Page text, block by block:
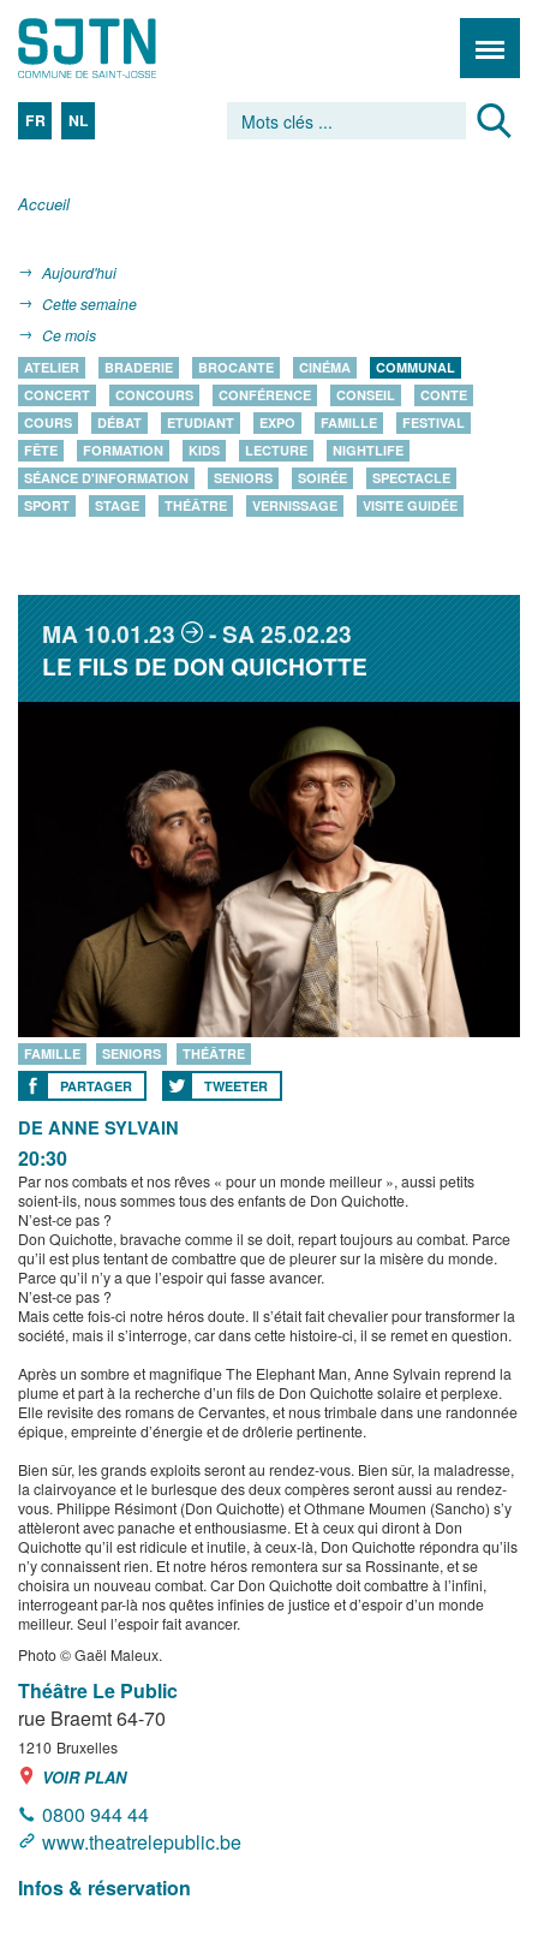
FR NL
Accueil
Aujourd'hui
Cette semaine
Ce mois
ATELIER BRADERIE BROCANTE CINÉMA
COMMUNAL
CONCERT
CONCOURS CONFÉRENCE CONSEIL
CONTE
COURS
DÉBAT ETUDIANT EXPO FAMILLE
FESTIVAL
FÊTE
FORMATION KIDS LECTURE
NIGHTLIFE
SÉANCE D'INFORMATION
SENIORS SOIRÉE
SPECTACLE
SPORT
STAGE THÉÂTRE VERNISSAGE VISITE GUIDÉE
MA10.01.23 SA25.02.23
LE FILS DE DON QUICHOTTE
FAMILLE SENIORS
THÉÂTRE
PARTAGER
TWEETER
DE ANNE SYLVAIN
20:30
Par nos combats et nos rêves « pour un monde meilleur », aussi petits
soient-ils, nous sommes tous des enfants de Don Quichotte.
N’est-ce pas ?
Don Quichotte, bravache comme il se doit, repart toujours au combat. Parce
qu’il est plus tentant de combattre que de pleurer sur la misère du monde.
Parce qu’il n’y a que l’espoir qui fasse avancer.
N’est-ce pas ?
Mais cette fois-ci notre héros doute. Il s’était fait chevalier pour transformer la
société, mais il s’interroge, car dans cette histoire-ci, il se remet en question.
Après un sombre et magnifique The Elephant Man, Anne Sylvain reprend la
plume et part à la recherche d’un fils de Don Quichotte solaire et perplexe.
Elle revisite des romans de Cervantes, et nous trimbale dans une randonnée
épique, empreinte d’énergie et de drôlerie pertinente.
Bien sûr, les grands exploits seront au rendez-vous. Bien sûr, la maladresse,
la clairvoyance et le burlesque des deux compères seront aussi au rendez-
vous. Philippe Résimont (Don Quichotte) et Othmane Moumen (Sancho) s’y
attèleront avec panache et enthousiasme. Et à ceux qui diront à Don
Quichotte qu’il est ridicule et inutile, à ceux-là, Don Quichotte répondra qu’ils
n’y connaissent rien. Et notre héros remontera sur sa Rossinante, et se
choisira un nouveau combat. Car Don Quichotte doit combattre à l’infini,
interrogeant par-là nos quêtes infinies de justice et d’espoir d’un monde
meilleur. Seul l’espoir fait avancer.
Photo © Gaël Maleux.
Théâtre Le Public
rue Braemt 64-70
1210 Bruxelles
VOIR PLAN
0800 944 44
www.theatrelepublic.be
Infos & réservation